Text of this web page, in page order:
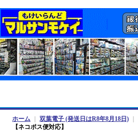
ホーム 双葉電子 (発送日はR8年8月18日)
【ネコポス便対応】